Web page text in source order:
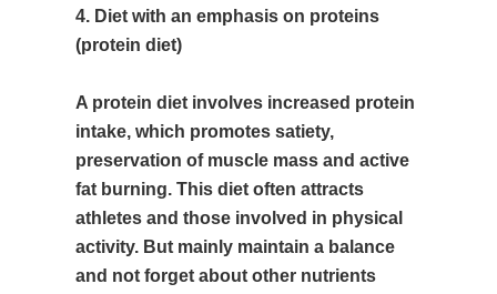
4. Diet with an emphasis on proteins
(protein diet)
A protein diet involves increased protein
intake, which promotes satiety,
preservation of muscle mass and active
fat burning. This diet often attracts
athletes and those involved in physical
activity. But mainly maintain a balance
and not forget about other nutrients